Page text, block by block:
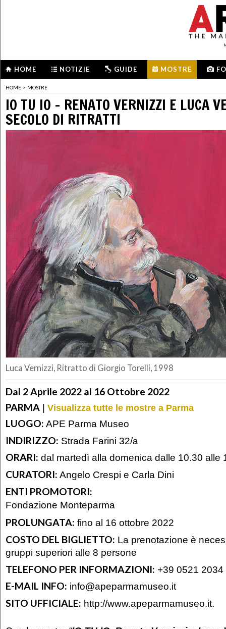
HOME NOTIZIE GUIDE MOSTRE
HOME > MOSTRE
IO TU IO – RENATO VERNIZZI E LUCA
SECOLO DI RITRATTI
Luca Vernizzi, Ritratto di Giorgio Torelli, 1998
Dal 2 Aprile 2022 al 16 Ottobre 2022
PARMA | Visualizza tutte le mostre a Parma
LUOGO: APE Parma Museo
INDIRIZZO: Strada Farini 32/a
ORARI: dal martedì alla domenica dalle 10.30 alle
CURATORI: Angelo Crespi e Carla Dini
ENTI PROMOTORI:
Fondazione Monteparma
PROLUNGATA: fino al 16 ottobre 2022
COSTO DEL BIGLIETTO: La prenotazione è
gruppi superiori alle 8 persone
TELEFONO PER INFORMAZIONI: +39 0521 2034
E-MAIL INFO: info@apeparmamuseo.it
SITO UFFICIALE: http://www.apeparmamuseo.it.